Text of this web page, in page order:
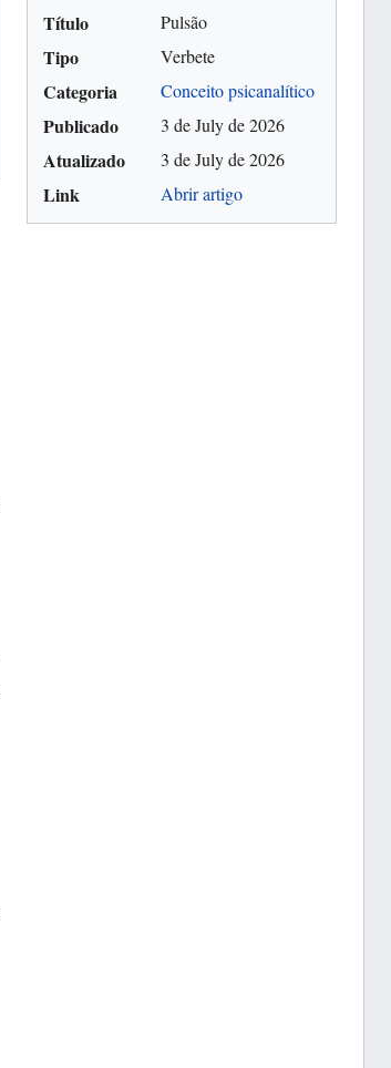
Título Pulsão
Tipo Verbete
Categoria Conceito psicanalítico
Publicado 3 de July de 2026
Atualizado 3 de July de 2026
Link Abrir artigo